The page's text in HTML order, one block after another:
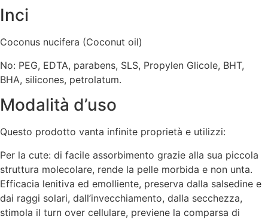
Inci
Coconus nucifera (Coconut oil)
No: PEG, EDTA, parabens, SLS, Propylen Glicole, BHT,
BHA, silicones, petrolatum.
Modalità d’uso
Questo prodotto vanta infinite proprietà e utilizzi:
Per la cute: di facile assorbimento grazie alla sua piccola
struttura molecolare, rende la pelle morbida e non unta.
Efficacia lenitiva ed emolliente, preserva dalla salsedine e
dai raggi solari, dall’invecchiamento, dalla secchezza,
stimola il turn over cellulare, previene la comparsa di